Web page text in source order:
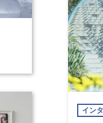
イン